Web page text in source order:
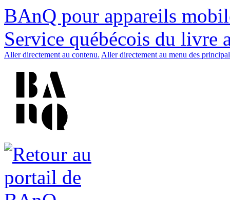
BAnQ pour appareils
Service québécois du livre
Aller directement au contenu. Aller directement au menu des